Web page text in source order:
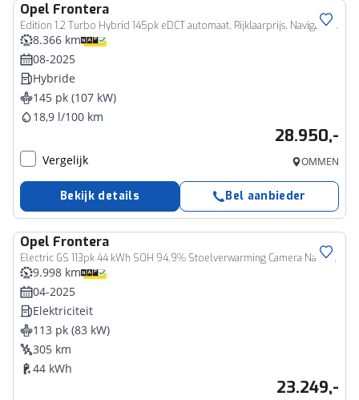
Opel Frontera
Edition 1.2 Turbo Hybrid 145pk eDCT automaat, Rijklaarprijs, Navigatie Camera Stoel-, stuur- en voorruitverwarming
8.366 km
08-2025
Hybride
145 pk (107 kW)
18,9 l/100 km
28.950,-
Vergelijk OMMEN
Bekijk details Bel aanbieder
Opel Frontera
Electric GS 113pk 44 kWh SOH 94,9% Stoelverwarming Camera Navigatie
9.998 km
04-2025
Elektriciteit
113 pk (83 kW)
305 km
44 kWh
23.249,-